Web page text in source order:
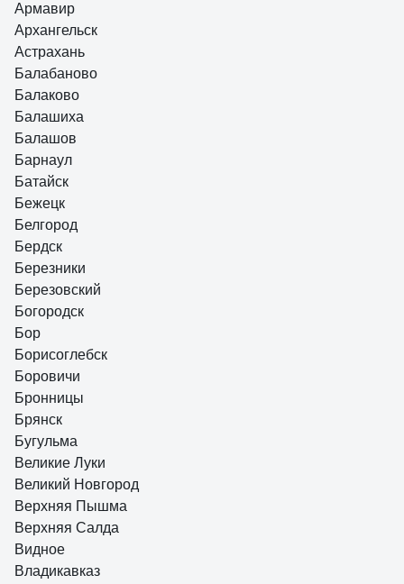
Армавир
Архангельск
Астрахань
Балабаново
Балаково
Балашиха
Балашов
Барнаул
Батайск
Бежецк
Белгород
Бердск
Березники
Березовский
Богородск
Бор
Борисоглебск
Боровичи
Бронницы
Брянск
Бугульма
Великие Луки
Великий Новгород
Верхняя Пышма
Верхняя Салда
Видное
Владикавказ